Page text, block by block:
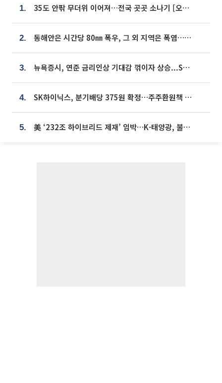
1. 35도 안팎 무더위 이어져…전국 곳곳 소나기 [오늘 날씨]
2. 동해안은 시간당 80㎜ 폭우, 그 외 지역은 폭염…‘극과 극 날씨’
3. 뉴욕증시, 연준 금리인상 기대감 꺾이자 상승...S&P500 사상 최고치 [종합]
4. SK하이닉스, 분기배당 375원 확정…주주환원책 9월로 앞당겨 발표
5. 美 ‘232조 하이브리드 제재’ 임박…K-태양광, 불확실성 털고 날개 다나